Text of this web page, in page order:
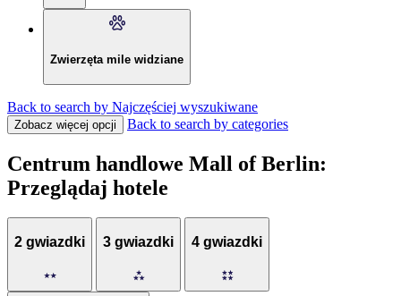
Zwierzęta mile widziane
Back to search by Najczęściej wyszukiwane
Zobacz więcej opcji Back to search by categories
Centrum handlowe Mall of Berlin:
Przeglądaj hotele
2 gwiazdki 3 gwiazdki 4 gwiazdki